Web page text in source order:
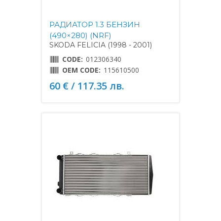
РАДИАТОР 1.3 БЕНЗИН
(490×280) (NRF)
SKODA FELICIA (1998 - 2001)
CODE: 012306340
OEM CODE: 115610500
60 € / 117.35 лв.